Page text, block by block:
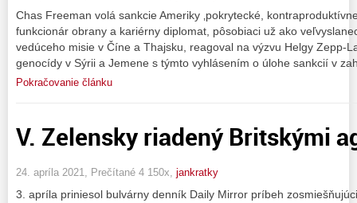
Chas Freeman volá sankcie Ameriky ‚pokrytecké,
funkcionár obrany a kariérny diplomat, pôsobiaci už ako
vedúceho misie v Číne a Thajsku, reagoval na výzvu Helgy Zepp-
genocídy v Sýrii a Jemene s týmto vyhlásením o úlohe sankcií v
Pokračovanie článku
V. Zelensky riadený Britskými
24. apríla 2021, Prečítané 4 150x, jankratky
3. apríla priniesol bulvárny denník Daily Mirror príbeh